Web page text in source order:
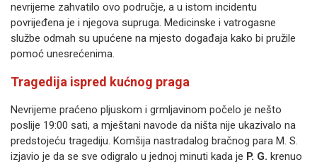
nevrijeme zahvatilo ovo područje, a u istom incidentu
povrijeđena je i njegova supruga. Medicinske i vatrogasne
službe odmah su upućene na mjesto događaja kako bi pružile
pomoć unesrećenima.
Tragedija ispred kućnog praga
Nevrijeme praćeno pljuskom i grmljavinom počelo je nešto
poslije 19:00 sati, a mještani navode da ništa nije ukazivalo na
predstojeću tragediju. Komšija nastradalog bračnog para M. S.
izjavio je da se sve odigralo u jednoj minuti kada je P. G. krenuo